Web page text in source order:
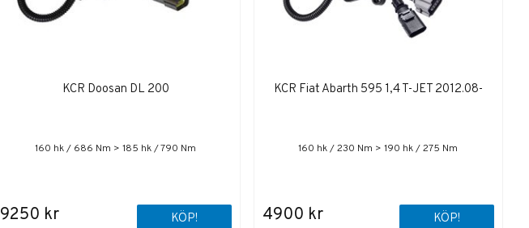
KCR Doosan DL 200
160 hk / 686 Nm > 185 hk / 790 Nm
9250 kr KÖP!
KCR Fiat Abarth 595 1,4 T-JET 2012.08-
160 hk / 230 Nm > 190 hk / 275 Nm
4900 kr KÖP!